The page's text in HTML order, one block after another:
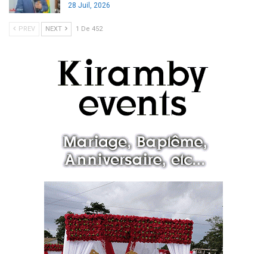
28 Juil, 2026
PREV NEXT 1 De 452